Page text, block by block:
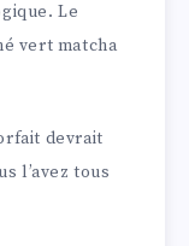
Le
vert matcha
devrait
l’avez tous